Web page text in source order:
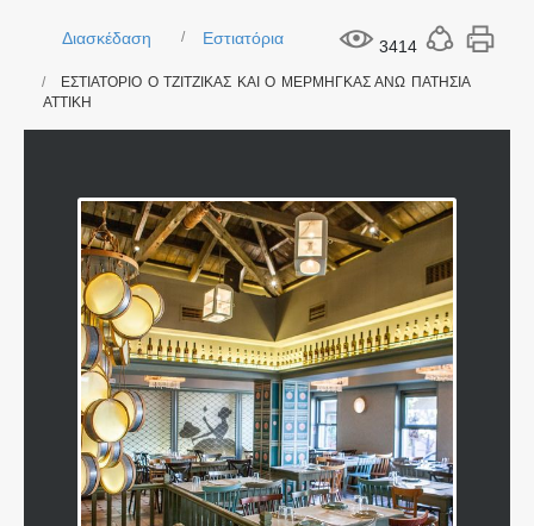
3414
Διασκέδαση Εστιατόρια
ΕΣΤΙΑΤΟΡΙΟ Ο ΤΖΙΤΖΙΚΑΣ ΚΑΙ Ο ΜΕΡΜΗΓΚΑΣ ΑΝΩ ΠΑΤΗΣΙΑ
ΑΤΤΙΚΗ